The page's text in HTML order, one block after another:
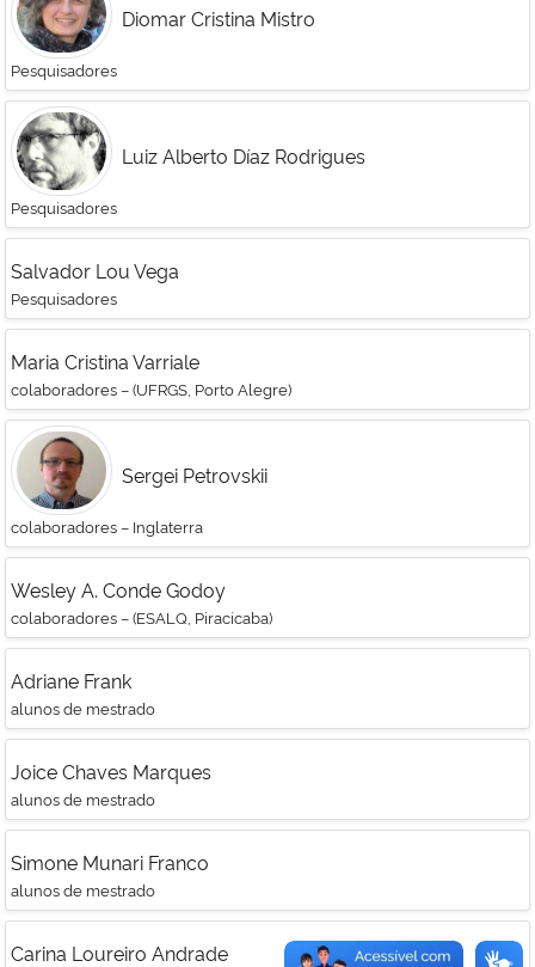
Secretaria-Geral
Secretaria de Governo
Gabinete de Segurança Institucional
Advocacia-Geral da União
Banco Central do Brasil
Planalto
Diomar Cristina Mistro
Pesquisadores
Luiz Alberto Díaz Rodrigues
Pesquisadores
Salvador Lou Vega
Pesquisadores
Maria Cristina Varriale
colaboradores – (UFRGS, Porto Alegre)
Sergei Petrovskii
colaboradores – Inglaterra
Wesley A. Conde Godoy
colaboradores – (ESALQ, Piracicaba)
Adriane Frank
alunos de mestrado
Joice Chaves Marques
alunos de mestrado
Simone Munari Franco
alunos de mestrado
Carina Loureiro Andrade